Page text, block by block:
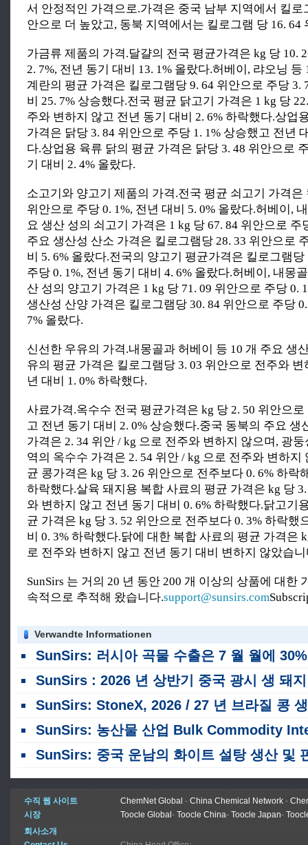
서 안정적인 가격으로.가격은 중국 남부 지역에서 킬로
안으로 더 높았고, 동북 지역에서는 킬로그램 당 16. 64
가금류 제품의 가격.달걀의 전국 평균가격은 kg 당 10.
2. 7%, 전년 동기 대비 13. 1% 올랐다.허베이, 랴오닝 등
계란의 평균 가격은 킬로그램당 9. 64 위안으로 주당 3.
비 25. 7% 상승했다.전국 평균 닭고기 가격은 1 kg 당
주와 변하지 않고 전년 동기 대비 2. 6% 하락했다.상업
가격은 닭당 3. 84 위안으로 주당 1. 1% 상승했고 전년
다.상업용 육류 닭의 평균 가격은 닭당 3. 48 위안으로
기 대비 2. 4% 올랐다.
소고기와 양고기 제품의 가격.전국 평균 쇠고기 가격은
위안으로 주당 0. 1%, 전년 대비 5. 0% 올랐다.허베이,
요 생산 성의 쇠고기 가격은 1 kg 당 67. 84 위안으로 주
주요 생산성 산소 가격은 킬로그램당 28. 33 위안으로
비 5. 6% 올랐다.전국의 양고기 평균가격은 킬로그램당
주당 0. 1%, 전년 동기 대비 4. 6% 올랐다.허베이, 내몽
산 성의 양고기 가격은 1 kg 당 71. 09 위안으로 주당 0.
생산성 산양 가격은 킬로그램당 30. 84 위안으로 주당
7% 올랐다.
신선한 우유의 가격.내몽골과 허베이 등 10 개 주요 생
유의 평균 가격은 킬로그램당 3. 03 위안으로 전주와
년 대비 1. 0% 하락했다.
사료가격.옥수수 전국 평균가격은 kg 당 2. 50 위안으
고 전년 동기 대비 2. 0% 상승했다.중국 동북의 주요 생
가격은 2. 34 위안 / kg 으로 전주와 변하지 않으며, 광
역의 옥수수 가격은 2. 54 위안 / kg 으로 전주와 변하지
균 콩가격은 kg 당 3. 26 위안으로 전주보다 0. 6% 하락
하락했다.살육 돼지용 복합 사료의 평균 가격은 kg 당
와 변하지 않고 전년 동기 대비 0. 6% 하락했다.닭고기
균 가격은 kg 당 3. 52 위안으로 전주보다 0. 3% 하락했
비 0. 3% 하락했다.닭에 대한 복합 사료의 평균 가격은
로 전주와 변하지 않고 전년 동기 대비 변하지 않았습니
SunSirs 는 거의 20 년 동안 200 개 이상의 상품에 대한
속적으로 추적해 왔습니다.support@sunsirs.com
Verwandte Informationen
SunSirs: 러시아 곡물 수출은 7 월 월에 30% 이상 하락했습니
SunSirs : 2026 년 상반기 중국 광시 생 돼지 공급 현저히 증
SunSirs: StoneX, 2026 / 27 년 브라질 콩 생산량 기록상 최고조 예측
SunSirs: 농산물 산업 Bulk Commodity Intelligence (2026 년 8 월 5
SunSirs: 중국 운남의 화이트 설탕 생산 및 판매 데이터 7 월 발
수직 웹 사이트 ChemNet Global - China Chemical Network -
시장
Toocle Global - Toocle China- Toocle Japan-
회사소개